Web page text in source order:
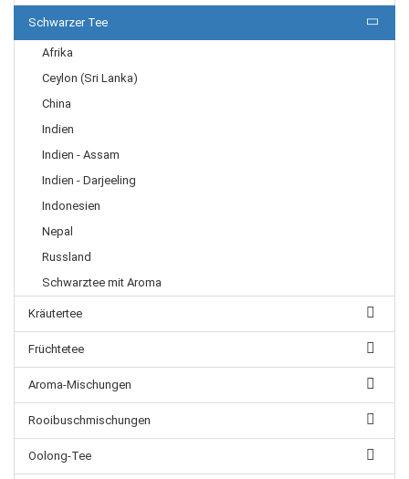
Schwarzer Tee
Afrika
Ceylon (Sri Lanka)
China
Indien
Indien - Assam
Indien - Darjeeling
Indonesien
Nepal
Russland
Schwarztee mit Aroma
Kräutertee
Früchtetee
Aroma-Mischungen
Rooibuschmischungen
Oolong-Tee